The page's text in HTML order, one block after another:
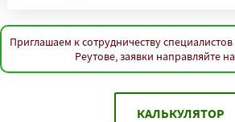
Приглашаем к сотрудничеству
Реутове, заявки направляйте на
КАЛЬКУЛЯТОР